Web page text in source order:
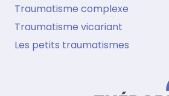
Traumatisme complexe
Traumatisme vicariant
Les petits traumatismes